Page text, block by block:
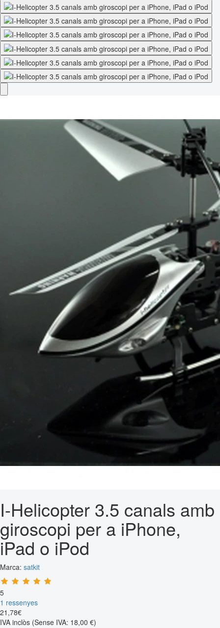
I-Helicopter 3.5 canals amb
giroscopi per a iPhone,
iPad o iPod
Marca: satkit
5
1 ressenyes
21 ,78€
IVA inclòs (Sense IVA: 18,00 €)